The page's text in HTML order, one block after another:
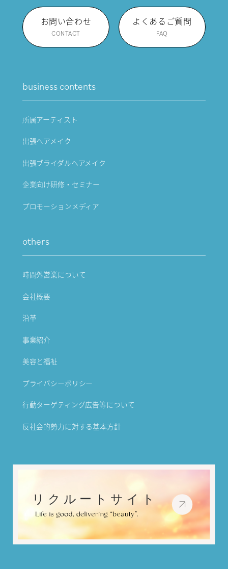
お問い合わせ
CONTACT
よくあるご質問
FAQ
business contents
所属アーティスト
出張ヘアメイク
出張ブライダルヘアメイク
企業向け研修・セミナー
プロモーションメディア
others
時間外営業について
会社概要
沿革
事業紹介
美容と福祉
プライバシーポリシー
行動ターゲティング広告等について
反社会的勢力に対する基本方針